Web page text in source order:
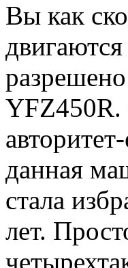
Вы как
YFZ450R.
данная
стала
лет.